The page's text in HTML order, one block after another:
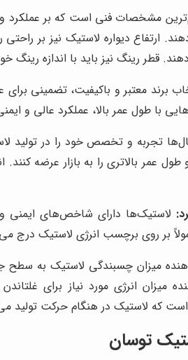
مشخصات فنی است که بر عملکرد
ارتفاع دیواره لاستیک نیز بر راحتی
قطر رینگ نیز باید با اندازه
برند معتبر و باکیفیت، تضمینی
با طول عمر بالا، عملکرد عالی و
تجربه و تخصص خود را در تولید
طول عمر بالاتری را به بازار عرضه
لاستیک‌ها دارای شاخص‌های
بر روی برچسب انرژی لاستیک درج
میزان چسبندگی لاستیک به سطح
میزان انرژی مورد نیاز برای
که لاستیک در هنگام حرکت تولید
توسان